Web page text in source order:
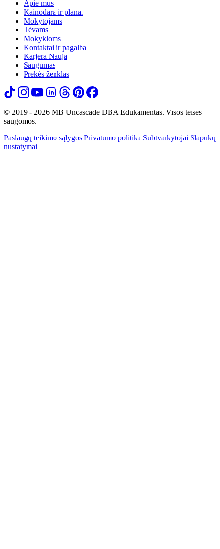
Apie mus
Kainodara ir planai
Mokytojams
Tėvams
Mokykloms
Kontaktai ir pagalba
Karjera Nauja
Saugumas
Prekės ženklas
© 2019 - 2026 MB Uncascade DBA Edukamentas. Visos teisės
saugomos.
Paslaugų teikimo sąlygos Privatumo politika Subtvarkytojai Slapukų
nustatymai